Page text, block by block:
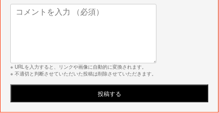
※ URLを入力すると、リンクや画像に自動的に変換されます。
※ 不適切と判断させていただいた投稿は削除させていただきます。